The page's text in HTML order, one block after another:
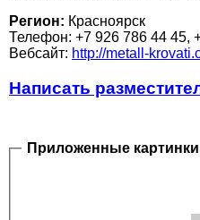
Регион: Красноярск
Телефон: +7 926 786 44 45,
Вебсайт: http://metall-
Написать
Приложенные картинки